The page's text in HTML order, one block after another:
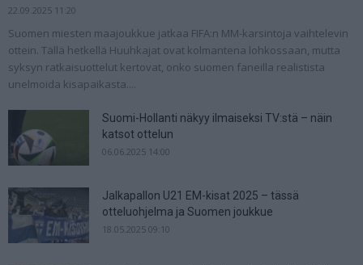
22.09.2025 11:20
Suomen miesten maajoukkue jatkaa FIFA:n MM-karsintoja vaihtelevin
ottein. Tällä hetkellä Huuhkajat ovat kolmantena lohkossaan, mutta
syksyn ratkaisuottelut kertovat, onko suomen faneilla realistista
unelmoida kisapaikasta....
Suomi-Hollanti näkyy ilmaiseksi TV:stä – näin
katsot ottelun
06.06.2025 14:00
Jalkapallon U21 EM-kisat 2025 – tässä
otteluohjelma ja Suomen joukkue
18.05.2025 09:10